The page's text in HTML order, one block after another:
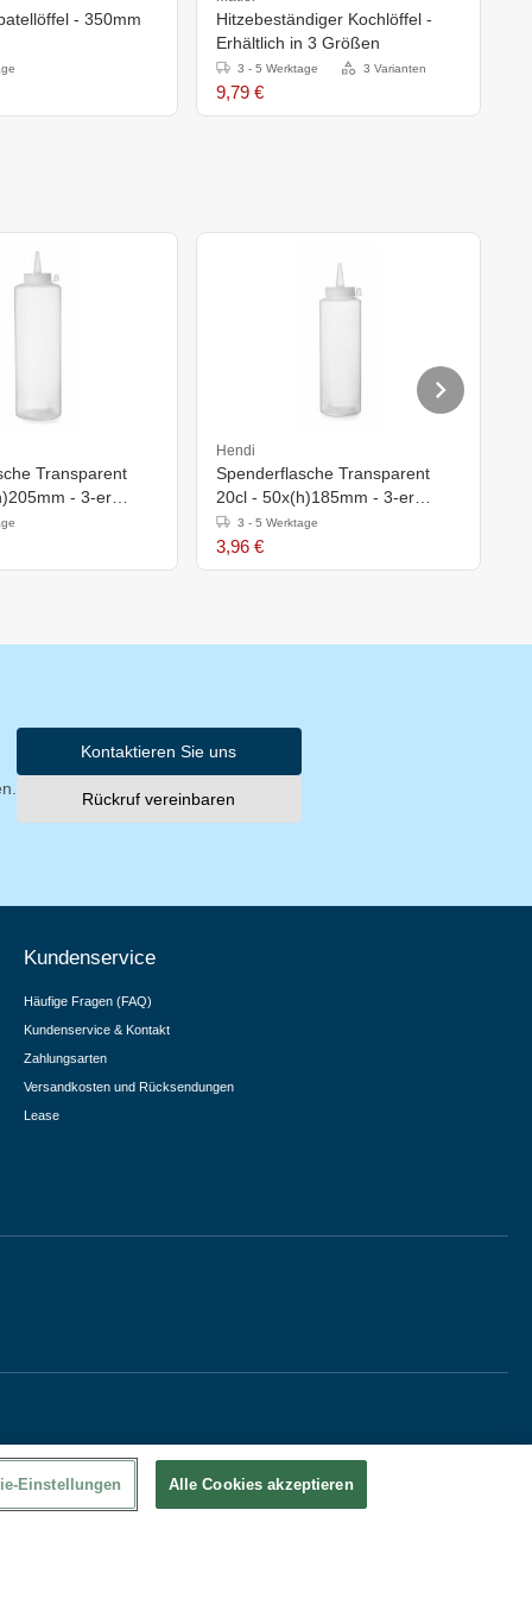
- 350mm
Hitzebeständiger Kochlöffel -
Erhältlich in 3 Größen
3 - 5 Werktage 3 Varianten
9,79 €
Transparent
- 3-er
Hendi
Spenderflasche Transparent
20cl - 50x(h)185mm - 3-er
Packung
3 - 5 Werktage
3,96 €
Kontaktieren Sie uns
Rückruf vereinbaren
Kundenservice
Häufige Fragen (FAQ)
Kundenservice & Kontakt
Zahlungsarten
Versandkosten und Rücksendungen
Lease
Einstellungen Alle Cookies akzeptieren